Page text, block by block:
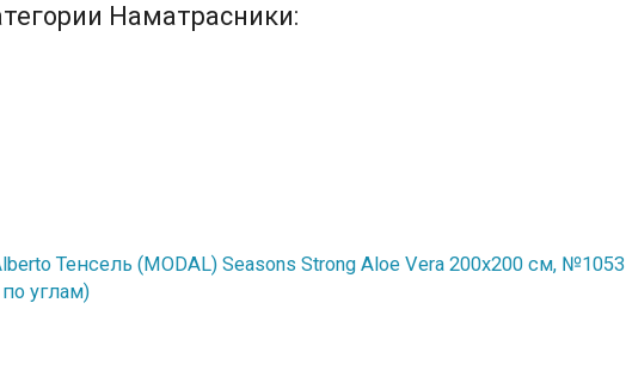
Наматрасники:
Тенсель (MODAL) Seasons Strong Aloe Vera 200x200 см, №1053
углам)